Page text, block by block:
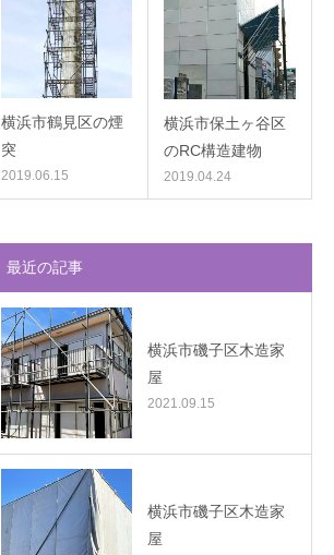
横浜市鶴見区の煙
突
2019.06.15
横浜市保土ヶ谷区
のRC構造建物
2019.04.24
最近の記事
横浜市磯子区木造家
屋
2021.09.15
横浜市磯子区木造家
屋